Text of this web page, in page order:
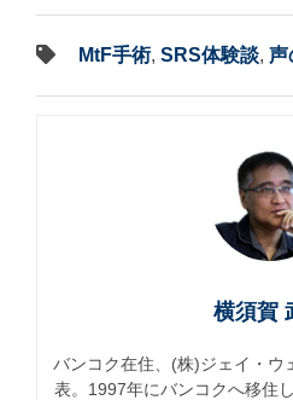
MtF手術, SRS体験談, 声
横須賀
バンコク在住、(株)ジェイ・ウ
表。1997年にバンコクへ移住